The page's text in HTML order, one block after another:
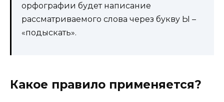
орфографии будет написание
рассматриваемого слова через букву Ы –
«подыскать».
Какое правило применяется?